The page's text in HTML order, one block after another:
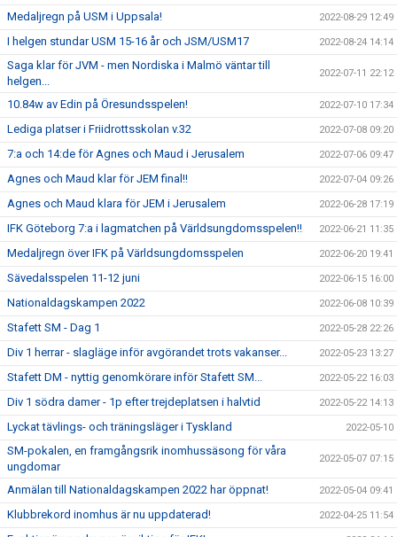
Medaljregn på USM i Uppsala! 2022-08-29 12:49
I helgen stundar USM 15-16 år och JSM/USM17 2022-08-24 14:14
Saga klar för JVM - men Nordiska i Malmö väntar till
helgen...
2022-07-11 22:12
10.84w av Edin på Öresundsspelen! 2022-07-10 17:34
Lediga platser i Friidrottsskolan v.32 2022-07-08 09:20
7:a och 14:de för Agnes och Maud i Jerusalem 2022-07-06 09:47
Agnes och Maud klar för JEM final!! 2022-07-04 09:26
Agnes och Maud klara för JEM i Jerusalem 2022-06-28 17:19
IFK Göteborg 7:a i lagmatchen på Världsungdomsspelen!! 2022-06-21 11:35
Medaljregn över IFK på Världsungdomsspelen 2022-06-20 19:41
Sävedalsspelen 11-12 juni 2022-06-15 16:00
Nationaldagskampen 2022 2022-06-08 10:39
Stafett SM - Dag 1 2022-05-28 22:26
Div 1 herrar - slagläge inför avgörandet trots vakanser... 2022-05-23 13:27
Stafett DM - nyttig genomkörare inför Stafett SM... 2022-05-22 16:03
Div 1 södra damer - 1p efter trejdeplatsen i halvtid 2022-05-22 14:13
Lyckat tävlings- och träningsläger i Tyskland 2022-05-10
SM-pokalen, en framgångsrik inomhussäsong för våra
ungdomar
2022-05-07 07:15
Anmälan till Nationaldagskampen 2022 har öppnat! 2022-05-04 09:41
Klubbrekord inomhus är nu uppdaterad! 2022-04-25 11:54